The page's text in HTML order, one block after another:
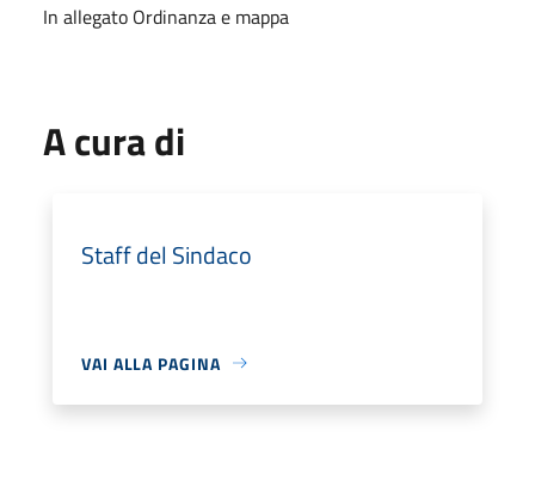
In allegato Ordinanza e mappa
A cura di
Staff del Sindaco
VAI ALLA PAGINA